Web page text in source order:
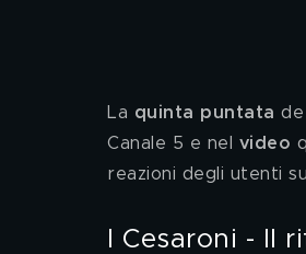
La quinta puntata de
Canale 5 e nel video
reazioni degli utenti
I Cesaroni - Il